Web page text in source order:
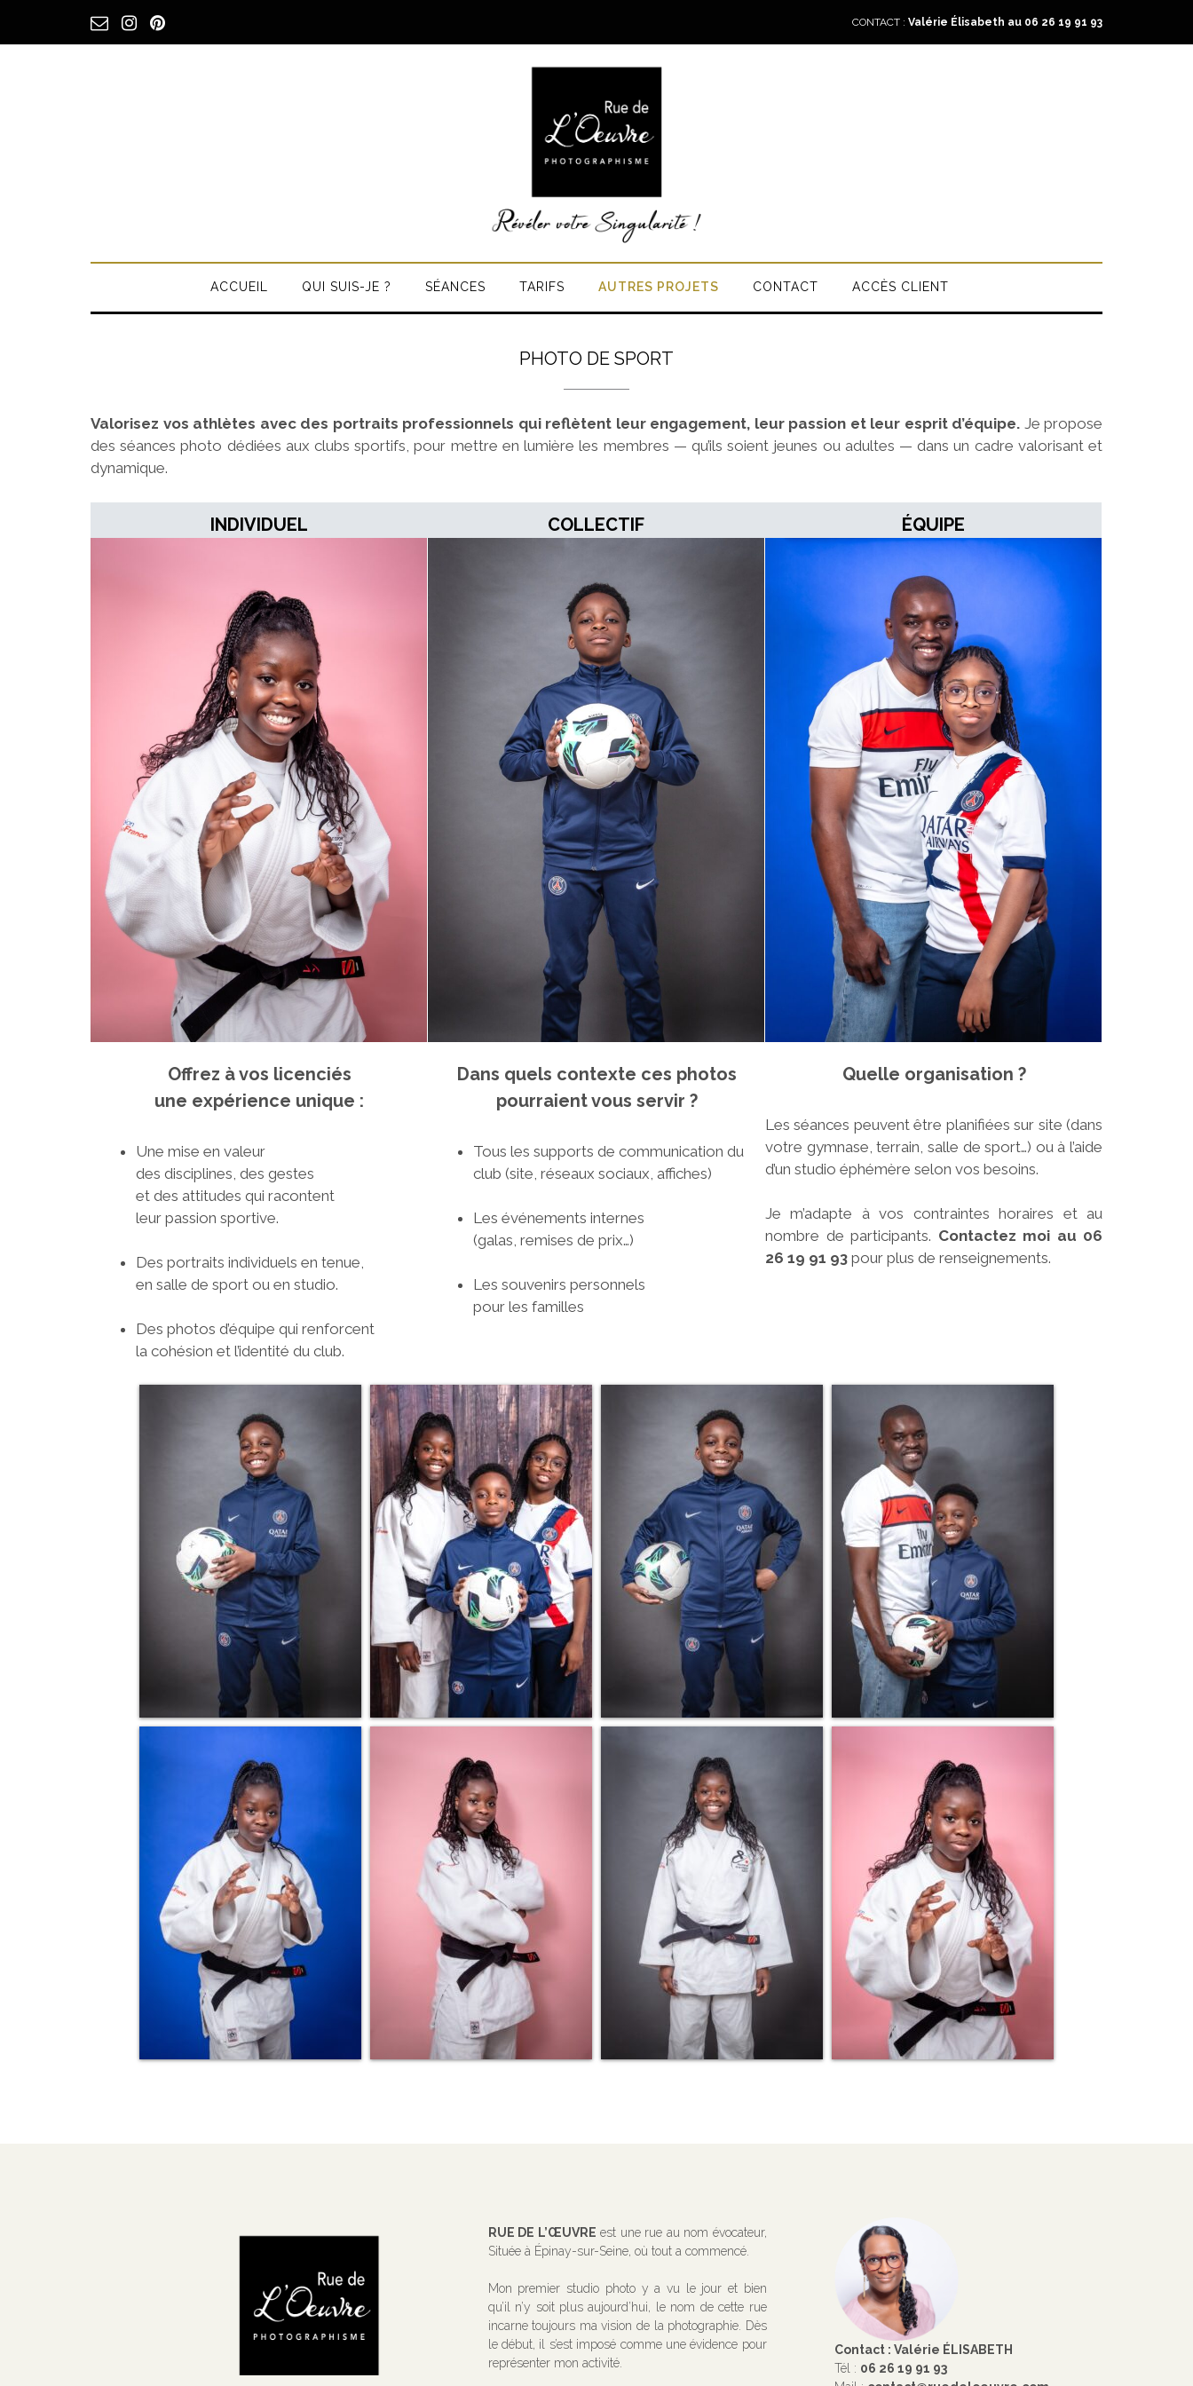
CONTACT : Valérie Élisabeth au 06 26 19 91 93
ACCUEIL QUI SUIS-JE ? SÉANCES TARIFS AUTRES PROJETS CONTACT ACCÈS CLIENT
PHOTO DE SPORT
Valorisez vos athlètes avec des portraits professionnels qui reflètent leur engagement, leur passion et leur esprit d’équipe. Je propose
des séances photo dédiées aux clubs sportifs, pour mettre en lumière les membres — qu’ils soient jeunes ou adultes — dans un cadre valorisant et
dynamique.
INDIVIDUEL COLLECTIF ÉQUIPE
Offrez à vos licenciés
une expérience unique :
Une mise en valeur
des disciplines, des gestes
et des attitudes qui racontent
leur passion sportive.
Des portraits individuels en tenue,
en salle de sport ou en studio.
Des photos d’équipe qui renforcent
la cohésion et l’identité du club.
Dans quels contexte ces photos
pourraient vous servir ?
Tous les supports de communication du
club (site, réseaux sociaux, affiches)
Les événements internes
(galas, remises de prix…)
Les souvenirs personnels
pour les familles
Quelle organisation ?
Les séances peuvent être planifiées sur site (dans
votre gymnase, terrain, salle de sport…) ou à l’aide
d’un studio éphémère selon vos besoins.
Je m’adapte à vos contraintes horaires et au
nombre de participants. Contactez moi au 06
26 19 91 93 pour plus de renseignements.
RUE DE L’ŒUVRE est une rue au nom évocateur,
Située à Épinay-sur-Seine, où tout a commencé.
Mon premier studio photo y a vu le jour et bien
qu’il n’y soit plus aujourd’hui, le nom de cette rue
incarne toujours ma vision de la photographie. Dès
le début, il s’est imposé comme une évidence pour
représenter mon activité.
Contact : Valérie ÉLISABETH
Tél : 06 26 19 91 93